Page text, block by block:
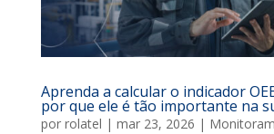
Aprenda a calcular o indicador
por que ele é tão importante na
por rolatel | mar 23, 2026 |